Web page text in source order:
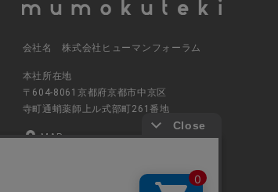
会社名 株式会社ヒューマンフォーラム
本社所在地
〒604-8061京都府京都市中京区
寺町通蛸薬師上ル式部町261番地
MAP